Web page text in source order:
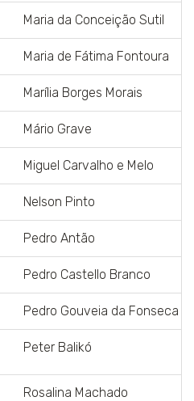
Maria da Conceição Sutil
Maria de Fátima Fontoura
Marília Borges Morais
Mário Grave
Miguel Carvalho e Melo
Nelson Pinto
Pedro Antão
Pedro Castello Branco
Pedro Gouveia da Fonseca
Peter Balikó
Rosalina Machado